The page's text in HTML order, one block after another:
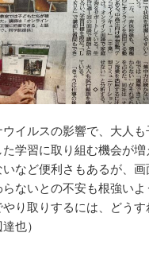
ウイルスの影響で、大人
た学習に取り組む機会が
いなど便利さもあるが、
らないとの不安も根強い
やり取りするには、どう
也）